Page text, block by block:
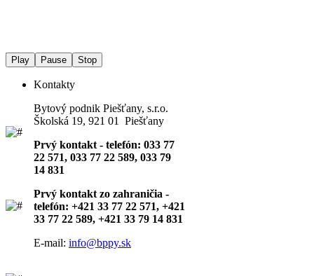
Play Pause Stop
Kontakty
Bytový podnik Piešťany, s.r.o.
Školská 19, 921 01 Piešťany
Prvý kontakt - telefón: 033 77
22 571, 033 77 22 589, 033 79
14 831
Prvý kontakt zo zahraničia -
telefón: +421 33 77 22 571, +421
33 77 22 589, +421 33 79 14 831
E-mail: info@bppy.sk